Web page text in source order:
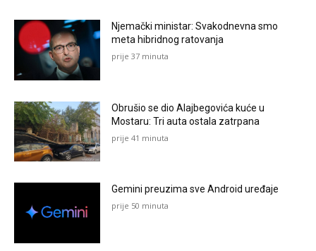
Njemački ministar: Svakodnevna smo
meta hibridnog ratovanja
prije 37 minuta
Obrušio se dio Alajbegovića kuće u
Mostaru: Tri auta ostala zatrpana
prije 41 minuta
Gemini preuzima sve Android uređaje
prije 50 minuta